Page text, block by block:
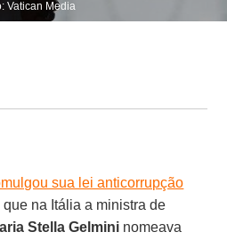
Vatican Media
sua lei anticorrupção
na Itália a ministra de
Stella Gelmini nomeava